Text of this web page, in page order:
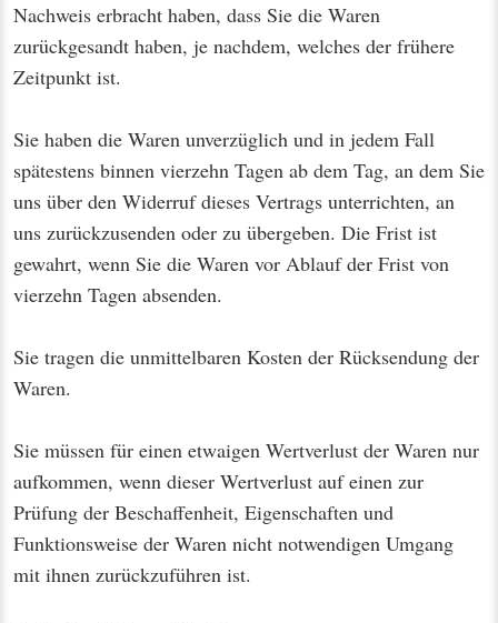
Nachweis erbracht haben, dass Sie die Waren
zurückgesandt haben, je nachdem, welches der frühere
Zeitpunkt ist.
Sie haben die Waren unverzüglich und in jedem Fall
spätestens binnen vierzehn Tagen ab dem Tag, an dem Sie
uns über den Widerruf dieses Vertrags unterrichten, an
uns zurückzusenden oder zu übergeben. Die Frist ist
gewahrt, wenn Sie die Waren vor Ablauf der Frist von
vierzehn Tagen absenden.
Sie tragen die unmittelbaren Kosten der Rücksendung der
Waren.
Sie müssen für einen etwaigen Wertverlust der Waren nur
aufkommen, wenn dieser Wertverlust auf einen zur
Prüfung der Beschaffenheit, Eigenschaften und
Funktionsweise der Waren nicht notwendigen Umgang
mit ihnen zurückzuführen ist.